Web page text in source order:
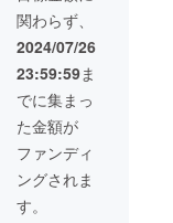
インを
入れて
いただ
す。材
質は竹
の骨組
みに紙
の生地
で、広
げた時
た、実
行委員
会から
のお礼
の手書
きメッ
セージ
をお送
りしま
す。 ※
呼びか
関わらず、
2024/07/26
23:59:59ま
でに集まっ
た金額が
ファンディ
ングされま
す。